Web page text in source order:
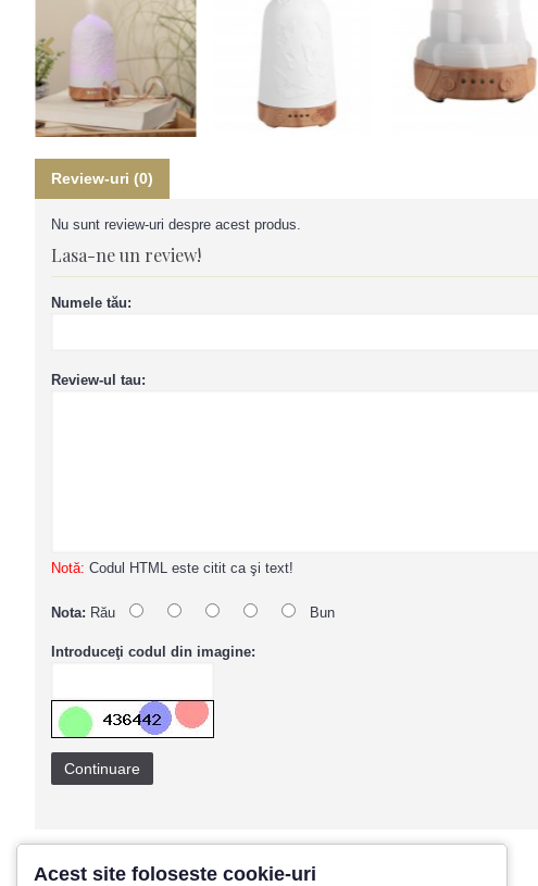
Review-uri (0)
Nu sunt review-uri despre acest produs.
Lasa-ne un review!
Numele tău:
Review-ul tau:
Notă: Codul HTML este citit ca şi text!
Nota: Rău Bun
Introduceţi codul din imagine:
Continuare
Acest site foloseste cookie-uri